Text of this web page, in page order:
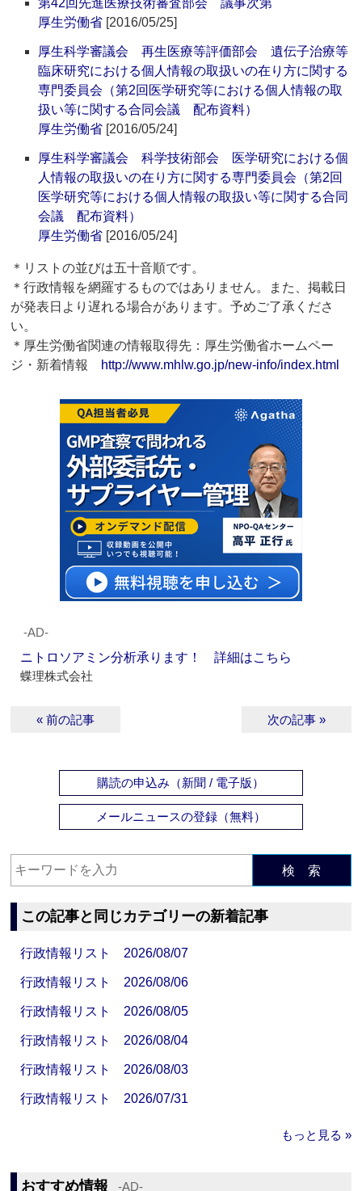
第42回先進医療技術審査部会 議事次第
厚生労働省 [2016/05/25]
厚生科学審議会 再生医療等評価部会 遺伝子治療等
臨床研究における個人情報の取扱いの在り方に関する
専門委員会（第2回医学研究等における個人情報の取
扱い等に関する合同会議 配布資料）
厚生労働省 [2016/05/24]
厚生科学審議会 科学技術部会 医学研究における個
人情報の取扱いの在り方に関する専門委員会（第2回
医学研究等における個人情報の取扱い等に関する合同
会議 配布資料）
厚生労働省 [2016/05/24]
＊リストの並びは五十音順です。
＊行政情報を網羅するものではありません。また、掲載日
が発表日より遅れる場合があります。予めご了承くださ
い。
＊厚生労働省関連の情報取得先：厚生労働省ホームペー
ジ・新着情報 http://www.mhlw.go.jp/new-info/index.html
‐AD‐
ニトロソアミン分析承ります！ 詳細はこちら
蝶理株式会社
« 前の記事 次の記事 »
購読の申込み（新聞 / 電子版）
メールニュースの登録（無料）
検 索
この記事と同じカテゴリーの新着記事
行政情報リスト 2026/08/07
行政情報リスト 2026/08/06
行政情報リスト 2026/08/05
行政情報リスト 2026/08/04
行政情報リスト 2026/08/03
行政情報リスト 2026/07/31
もっと見る »
おすすめ情報 ‐AD‐